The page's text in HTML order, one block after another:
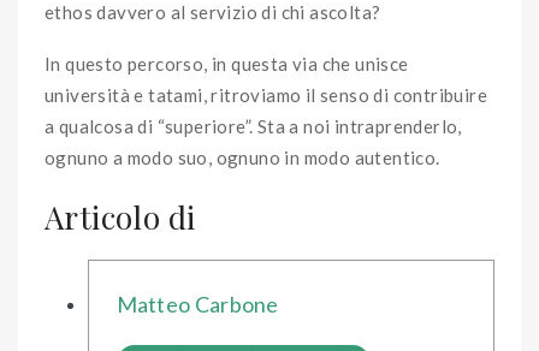
ethos davvero al servizio di chi ascolta?
In questo percorso, in questa via che unisce
università e tatami, ritroviamo il senso di contribuire
a qualcosa di “superiore”. Sta a noi intraprenderlo,
ognuno a modo suo, ognuno in modo autentico.
Articolo di
Matteo Carbone